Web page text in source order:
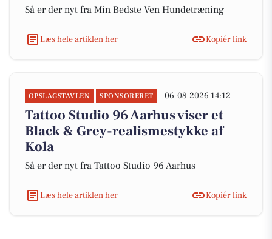
Så er der nyt fra Min Bedste Ven Hundetræning
Læs hele artiklen her Kopiér link
OPSLAGSTAVLEN SPONSORERET 06-08-2026 14:12
Tattoo Studio 96 Aarhus viser et
Black & Grey-realismestykke af
Kola
Så er der nyt fra Tattoo Studio 96 Aarhus
Læs hele artiklen her Kopiér link